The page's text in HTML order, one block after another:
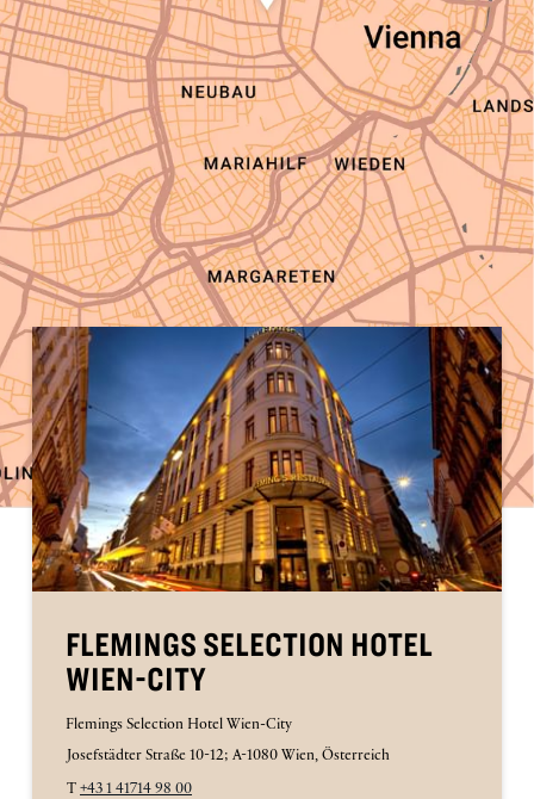
FLEMINGS SELECTION HOTEL
WIEN-CITY
Flemings Selection Hotel Wien-City
Josefstädter Straße 10-12; A-1080 Wien, Österreich
T +43 1 41714 98 00